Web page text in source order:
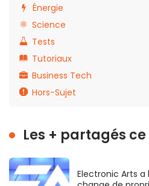
Énergie
Science
Tests
Tutoriaux
Business Tech
Hors-Sujet
Les + partagés
Electronic Arts